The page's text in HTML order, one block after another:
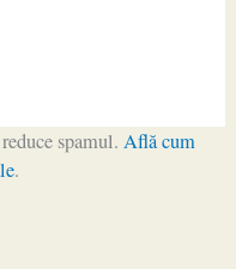
spamul. Află cum
.